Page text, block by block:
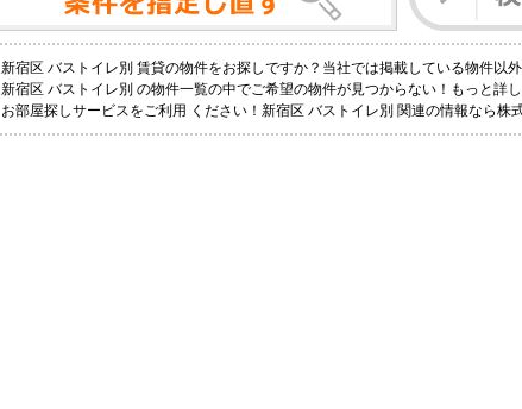
新宿区 バストイレ別 賃貸の物件をお探しですか？当社では掲載している物件以
新宿区 バストイレ別 の物件一覧の中でご希望の物件が見つからない！もっと詳
お部屋探しサービスをご利用 ください！新宿区 バストイレ別 関連の情報なら株